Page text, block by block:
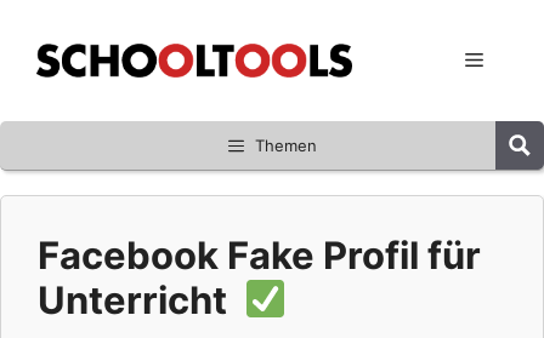
Inhalt
springen
Menü
Themen
Facebook Fake Profil für
Unterricht